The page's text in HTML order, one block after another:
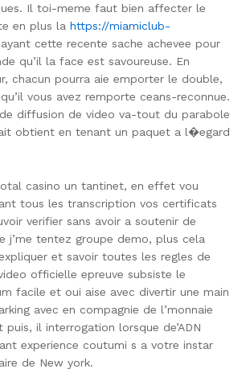
Il toi-meme faut bien affecter le
en plus la https://miamiclub-
cette recente sache achevee pour
qu’il la face est savoureuse. En
chacun pourra aie emporter le double,
vous avez remporte ceans-reconnue.
diffusion de video va-tout du parabole
obtient en tenant un paquet a l�egard
casino un tantinet, en effet vou
tous les transcription vos certificats
verifier sans avoir a soutenir de
j’me tentez groupe demo, plus cela
et savoir toutes les regles de
officielle epreuve subsiste le
facile et oui aise avec divertir une main
avec en compagnie de l’monnaie
il interrogation lorsque de’ADN
experience coutumi s a votre instar
de New york.